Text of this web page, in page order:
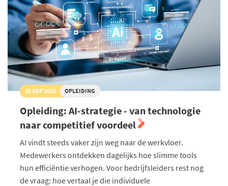
16 SEP 2026 OPLEIDING
Opleiding: AI-strategie - van technologie
naar competitief voordeel
AI vindt steeds vaker zijn weg naar de werkvloer.
Medewerkers ontdekken dagelijks hoe slimme tools
hun efficiëntie verhogen. Voor bedrijfsleiders rest nog
de vraag: hoe vertaal je die individuele